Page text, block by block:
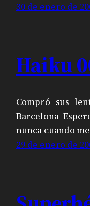
30 de enero de
Haiku
Compró sus
Barcelona
nunca cuando
29 de enero de